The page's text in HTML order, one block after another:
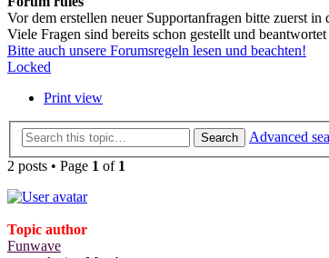
Vor dem erstellen neuer Supportanfragen bitte zuerst in
Viele Fragen sind bereits schon gestellt und
Bitte auch unsere Forumsregeln lesen und beachten!
Locked
Print view
Search
Advanced
2 posts • Page 1 of 1
Topic author
Funwave